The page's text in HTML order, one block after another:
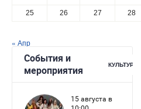
25
26 27 28
« Апр